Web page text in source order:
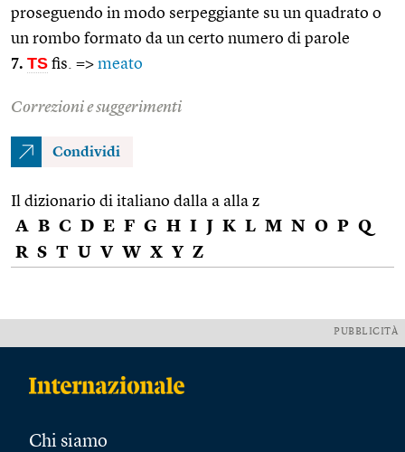
proseguendo in modo serpeggiante su un quadrato o
un rombo formato da un certo numero di parole
7. TS fis. => meato
Correzioni e suggerimenti
Condividi
Il dizionario di italiano dalla a alla z
A B C D E F G H I J K L M N O P Q
R S T U V W X Y Z
PUBBLICITÀ
Chi siamo